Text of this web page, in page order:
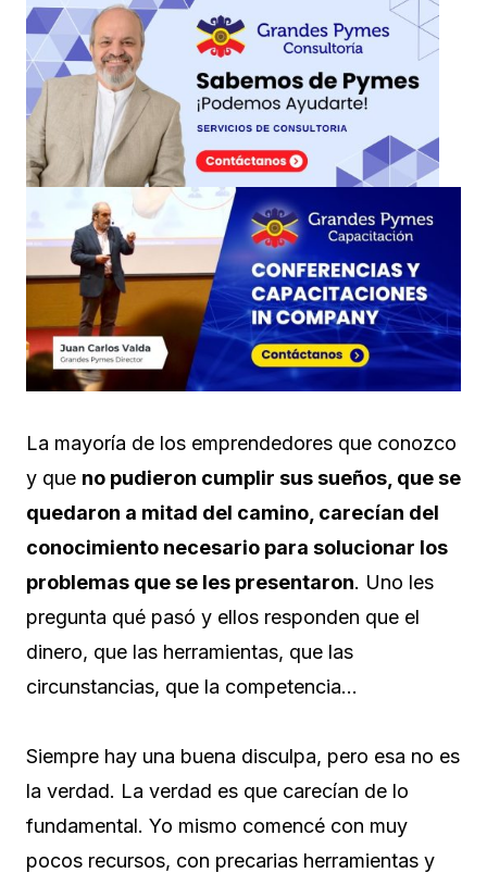
La mayoría de los emprendedores que conozco
y que no pudieron cumplir sus sueños, que se
quedaron a mitad del camino, carecían del
conocimiento necesario para solucionar los
problemas que se les presentaron. Uno les
pregunta qué pasó y ellos responden que el
dinero, que las herramientas, que las
circunstancias, que la competencia…
Siempre hay una buena disculpa, pero esa no es
la verdad. La verdad es que carecían de lo
fundamental. Yo mismo comencé con muy
pocos recursos, con precarias herramientas y